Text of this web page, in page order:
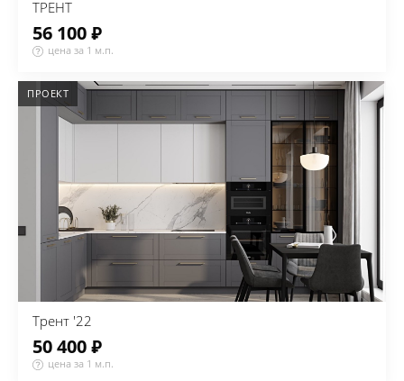
ТРЕНТ
56 100 ₽
цена за 1 м.п.
ПРОЕКТ
Трент '22
50 400 ₽
цена за 1 м.п.